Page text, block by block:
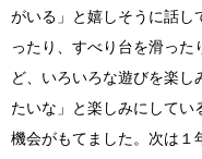
がいる」と嬉しそうに話し
ったり、すべり台を滑っ
ど、いろいろな遊びを楽し
たいな」と楽しみにしてい
機会がもてました。次は１